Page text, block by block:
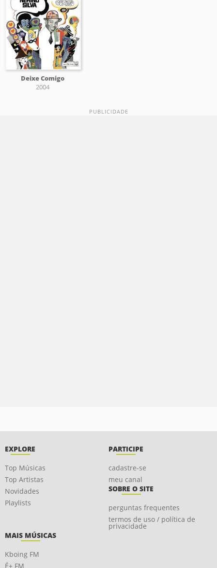
Deixe Comigo
2004
EXPLORE
Top Músicas
Top Artistas
Novidades
Playlists
PARTICIPE
cadastre-se
meu canal
SOBRE O SITE
perguntas frequentes
termos de uso / política de
privacidade
MAIS MÚSICAS
Kboing FM
É+ FM